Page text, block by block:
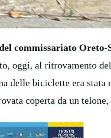
commissariato Oreto-
oggi, al ritrovamento
delle biciclette era stata
coperta da un